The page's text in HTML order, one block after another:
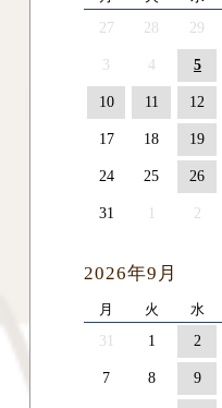
27
28 29
3 4 5
10 11 12
17 18 19
24 25 26
31 2
2026年9月
月 火 水
31
1 2
7 8 9